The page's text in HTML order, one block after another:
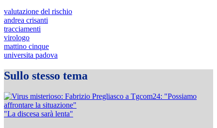
valutazione del rischio
andrea crisanti
tracciamenti
virologo
mattino cinque
universita padova
Sullo stesso tema
"La discesa sarà lenta"